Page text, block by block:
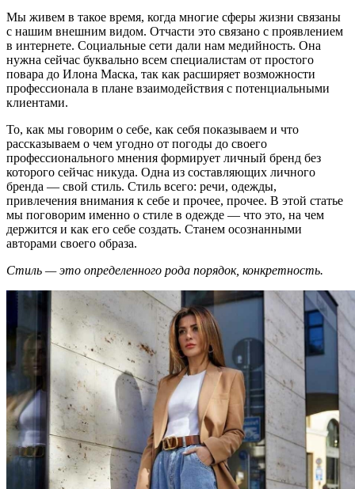
Мы живем в такое время, когда многие сферы жизни связаны
с нашим внешним видом. Отчасти это связано с проявлением
в интернете. Социальные сети дали нам медийность. Она
нужна сейчас буквально всем специалистам от простого
повара до Илона Маска, так как расширяет возможности
профессионала в плане взаимодействия с потенциальными
клиентами.
То, как мы говорим о себе, как себя показываем и что
рассказываем о чем угодно от погоды до своего
профессионального мнения формирует личный бренд без
которого сейчас никуда. Одна из составляющих личного
бренда — свой стиль. Стиль всего: речи, одежды,
привлечения внимания к себе и прочее, прочее. В этой статье
мы поговорим именно о стиле в одежде — что это, на чем
держится и как его себе создать. Станем осознанными
авторами своего образа.
Стиль — это определенного рода порядок, конкретность.